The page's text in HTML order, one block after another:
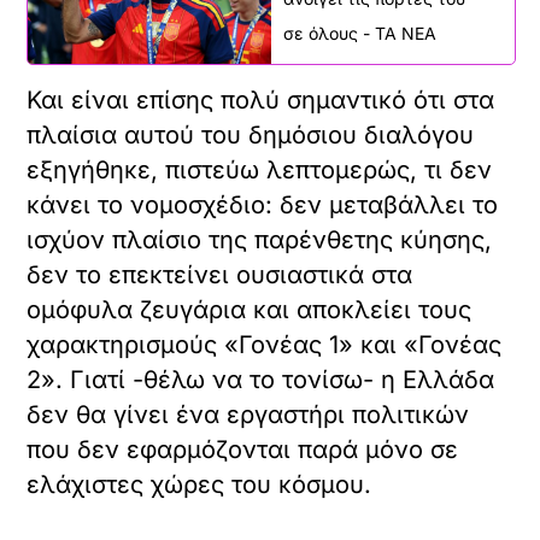
πεποιθήσεις. Και παλαιότερα, άλλωστε,
με την Εκκλησία είχαμε διαφορετικές
καύση των νεκρών, για το θέμα των
ταυτοτήτων.
Η ζωή, ωστόσο, απέδειξε ότι οι αλλαγές
αυτές ήταν ώριμες. Δεν έβλαψαν ούτε
την κοινωνία, δεν έβλαψαν ούτε τελικά
τη συνεργασία Πολιτείας και Εκκλησίας
και είμαι σίγουρος ότι έτσι θα γίνει και
τώρα.
– advertising –